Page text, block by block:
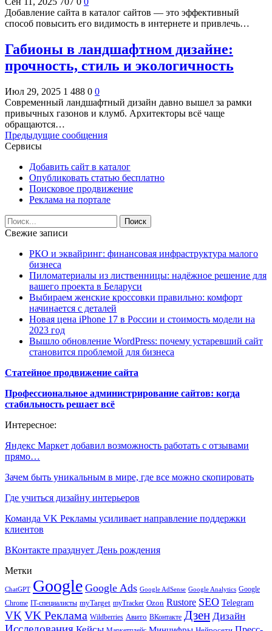
Добавление сайта в каталог сайтов — это эффективный
способ повысить его видимость в интернете и привлечь…
Габионы в ландшафтном дизайне:
прочность, стиль и экологичность
Июл 29, 2025 1 488 0 0
Современный ландшафтный дизайн давно вышел за рамки
привычных газонов и клумб. Архитекторы всё чаще
обращаются…
Предыдущие сообщения
Сервисы
Добавить сайт в каталог
Опубликовать статью бесплатно
Поисковое продвижение
Реклама на портале
Свежие записи
РКО и эквайринг: финансовая инфраструктура малого
бизнеса
Пиломатериалы из лиственницы: надёжное решение для
вашего проекта в Беларуси
Выбираем женские кроссовки правильно: комфорт
начинается с деталей
Новая цена iPhone 17 в России и стоимость модели на
2023 год
Вышло обновление WordPress: почему устаревший сайт
становится проблемой для бизнеса
Статейное продвижение сайта
Профессиональное администрирование сайтов: когда
стабильность решает всё
Интересное:
Яндекс Маркет добавил возможность работать с отзывами
прямо…
Зачем быть уникальным в мире, где все можно скопировать
Где учиться дизайну интерьеров
Команда VK Рекламы усиливает направление поддержки
клиентов
ВКонтакте празднует День рождения
Метки
ChatGPT Google Google Ads Google AdSense Google Analytics Google
Chrome IT-специалисты myTarget myTracker Ozon Rustore SEO Telegram
VKVK Реклама Wildberries Авито ВКонтакте Дзен Дизайн